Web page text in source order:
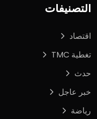
التصنيفات
اقتصاد
تغطية TMC
حدث
خبر عاجل
رياضة